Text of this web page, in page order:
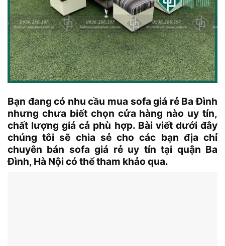
Bạn đang có nhu cầu mua sofa giá rẻ Ba Đình
nhưng chưa biết chọn cửa hàng nào uy tín,
chất lượng giá cả phù hợp. Bài viết dưới đây
chúng tôi sẽ chia sẻ cho các bạn địa chỉ
chuyên bán sofa giá rẻ uy tín tại quận Ba
Đình, Hà Nội có thể tham khảo qua.